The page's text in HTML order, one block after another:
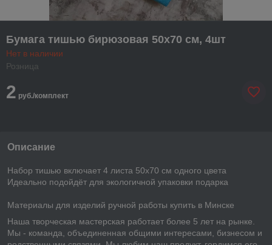
Бумага тишью бирюзовая 50х70 см, 4шт
Нет в наличии
Розница
2 руб./комплект
Описание
Набор тишью включает 4 листа 50х70 см одного цвета
Идеально подойдёт для экологичной упаковки подарка
Материалы для изделий ручной работы купить в Минске
Наша творческая мастерская работает более 5 лет на рынке.
Мы - команда, объединенная общими интересами, бизнесом и